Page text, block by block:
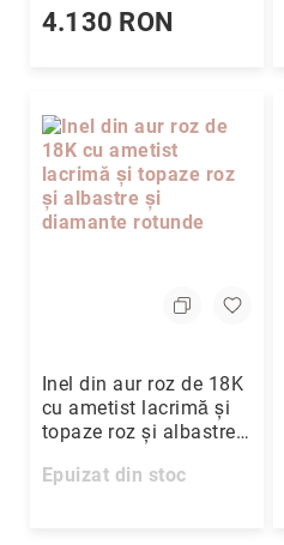
diamante rotunde
4.130 RON
Inel din aur roz de 18K
cu ametist lacrimă și
topaze roz și albastre
Epuizat din stoc